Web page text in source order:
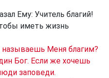
Ему: Учитель благий!
иметь жизнь
Меня благим?
Бог. Если же хочешь
заповеди.